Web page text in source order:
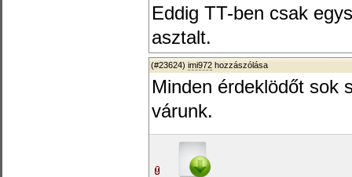
Eddig TT-ben csak
asztalt.
(#23624) imi972 hozzászólása
Minden érdeklödőt sok
várunk.